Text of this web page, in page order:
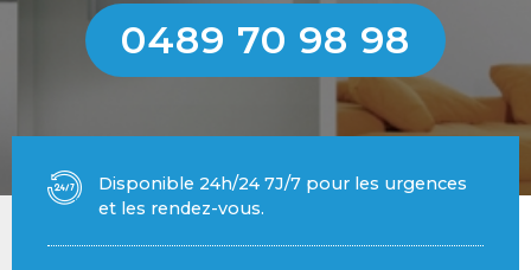
0489 70 98 98
Disponible 24h/24 7J/7 pour les urgences
et les rendez-vous.